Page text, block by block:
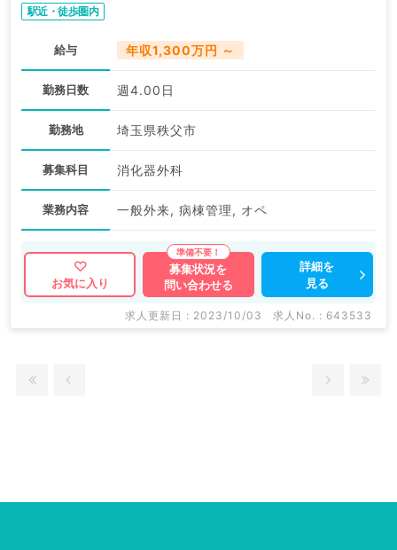
駅近・徒歩圏内
給与 年収1,300万円 ～
勤務日数 週4.00日
勤務地 埼玉県秩父市
募集科目 消化器外科
業務内容 一般外来, 病棟管理, オペ
お気に入り
募集状況を
問い合わせる
詳細を
見る
求人更新日 : 2023/10/03 求人No. : 643533